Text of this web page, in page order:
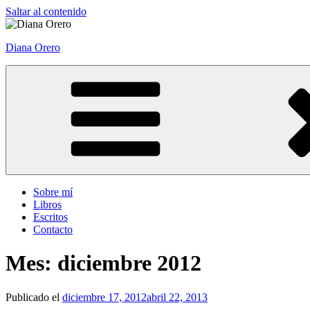
Saltar al contenido
Diana Orero
Sobre mí
Libros
Escritos
Contacto
Mes: diciembre 2012
Publicado el diciembre 17, 2012abril 22, 2013